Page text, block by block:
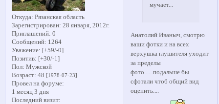
Откуда: Рязанская область
Зарегистрирован: 28 января, 2012г.
Приглашений: 0
Сообщений: 1264
Уважение: [+59/-0]
Позитив: [+30/-1]
Пол: Мужской
Возраст: 48 [1978-07-23]
Провел на форуме:
1 месяц 3 дня
Последний визит:
мучает...
Анатолий Иваныч, смотрю
ваши фотки и на всех
верхушка глушителя уходит
за пределы
фото......подальше бы
сфотали чтоб общий вид
оценить....